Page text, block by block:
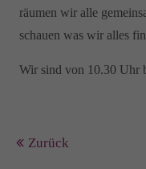
räumen wir alle
schauen was wir alles
Wir sind von 10.30 Uhr
Zurück